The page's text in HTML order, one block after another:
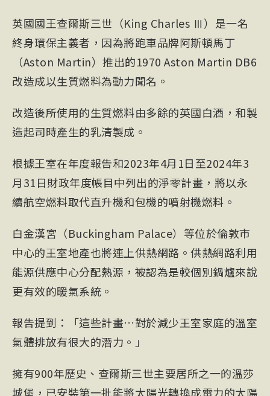
英國國王查爾斯三世（King Charles Ⅲ）是一名
終身環保主義者，因為將跑車品牌阿斯頓馬丁
（Aston Martin）推出的1970 Aston Martin DB6
改造成以生質燃料為動力聞名。
改造後所使用的生質燃料由多餘的英國白酒，和製
造起司時產生的乳清製成。
根據王室在年度報告和2023年4月1日至2024年3
月31日財政年度帳目中列出的淨零計畫，將以永
續航空燃料取代直升機和包機的噴射機燃料。
白金漢宮（Buckingham Palace）等位於倫敦市
中心的王室地產也將連上供熱網路。供熱網路利用
能源供應中心分配熱源，被認為是較個別鍋爐來說
更有效的暖氣系統。
報告提到：「這些計畫…對於減少王室家庭的溫室
氣體排放有很大的潛力。」
擁有900年歷史、查爾斯三世主要居所之一的溫莎
城堡，已安裝第一批能將太陽光轉換成電力的太陽